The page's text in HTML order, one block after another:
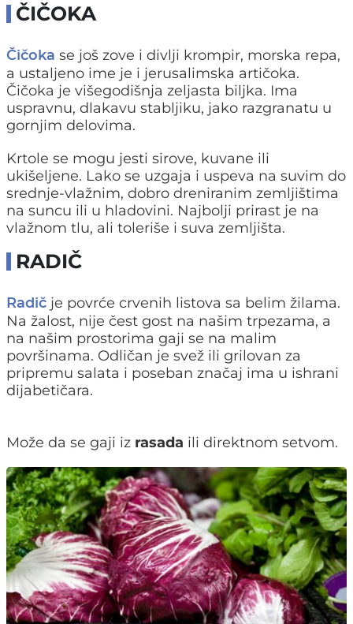
ČIČOKA
Čičoka se još zove i divlji krompir, morska repa,
a ustaljeno ime je i jerusalimska artičoka.
Čičoka je višegodišnja zeljasta biljka. Ima
uspravnu, dlakavu stabljiku, jako razgranatu u
gornjim delovima.
Krtole se mogu jesti sirove, kuvane ili
ukišeljene. Lako se uzgaja i uspeva na suvim do
srednje-vlažnim, dobro dreniranim zemljištima
na suncu ili u hladovini. Najbolji prirast je na
vlažnom tlu, ali toleriše i suva zemljišta.
RADIČ
Radič je povrće crvenih listova sa belim žilama.
Na žalost, nije čest gost na našim trpezama, a
na našim prostorima gaji se na malim
površinama. Odličan je svež ili grilovan za
pripremu salata i poseban značaj ima u ishrani
dijabetičara.
Može da se gaji iz rasada ili direktnom setvom.